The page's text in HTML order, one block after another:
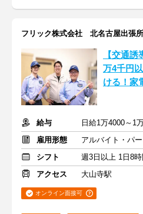
フリック株式会社 北名古屋出張
【交通
万4千円
ける！家
給与
雇用形態
アルバイト・パー
シフト
週3日以上 1日8
アクセス
大山寺駅
オンライン面接可